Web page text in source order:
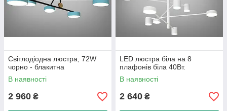
Світлодіодна люстра, 72W
чорно - блакитна
В наявності
2 960 ₴
LED люстра біла на 8
плафонів біла 40Вт.
В наявності
2 640 ₴